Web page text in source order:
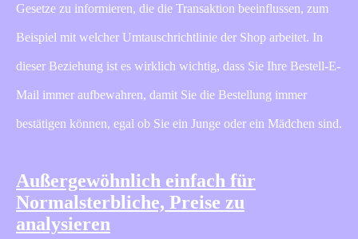
Gesetze zu informieren, die die Transaktion beeinflussen, zum
Beispiel mit welcher Umtauschrichtlinie der Shop arbeitet. In
dieser Beziehung ist es wirklich wichtig, dass Sie Ihre Bestell-E-
Mail immer aufbewahren, damit Sie die Bestellung immer
bestätigen können, egal ob Sie ein Junge oder ein Mädchen sind.
Außergewöhnlich einfach für
Normalsterbliche, Preise zu
analysieren